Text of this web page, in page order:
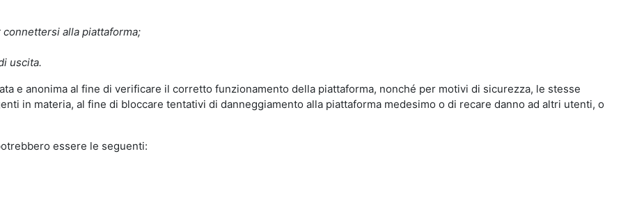
alla piattaforma;
uscita.
e anonima al fine di verificare il corretto funzionamento della piattaforma, nonché per motivi di sicurezza, le stesse
in materia, al fine di bloccare tentativi di danneggiamento alla piattaforma medesimo o di recare danno ad altri utenti, o
essere le seguenti: